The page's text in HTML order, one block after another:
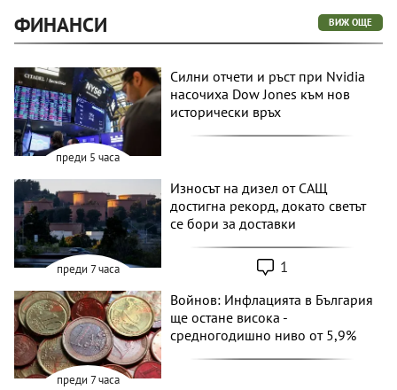
ФИНАНСИ ВИЖ ОЩЕ
преди 5 часа
Силни отчети и ръст при Nvidia
насочиха Dow Jones към нов
исторически връх
преди 7 часа
Износът на дизел от САЩ
достигна рекорд, докато светът
се бори за доставки
1
преди 7 часа
Войнов: Инфлацията в България
ще остане висока -
средногодишно ниво от 5,9%